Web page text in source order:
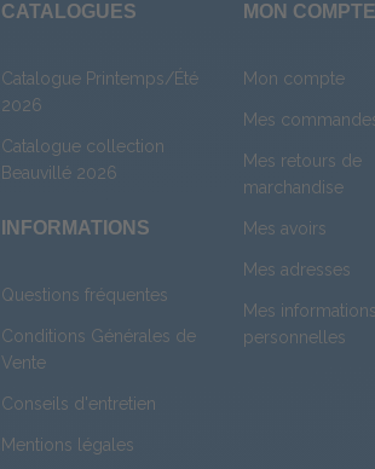
CATALOGUES
Catalogue Printemps/Été
2026
Catalogue collection
Beauvillé 2026
INFORMATIONS
Questions fréquentes
Conditions Générales de
Vente
Conseils d'entretien
Mentions légales
MON COMPTE
Mon compte
Mes
Mes retours de
marchandise
Mes avoirs
Mes adresses
Mes
personnelles